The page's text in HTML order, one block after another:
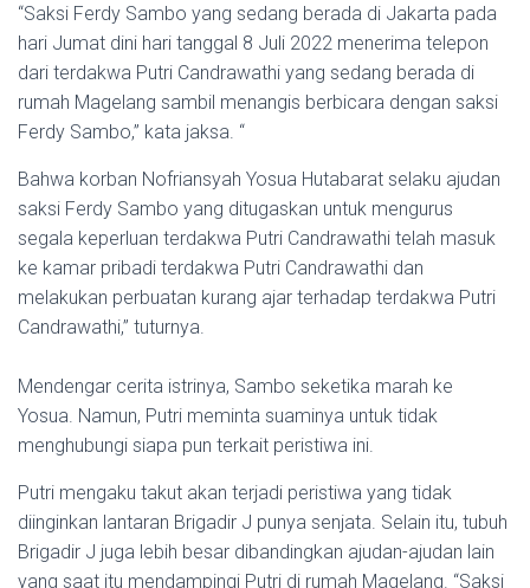
“Saksi Ferdy Sambo yang sedang berada di Jakarta pada
hari Jumat dini hari tanggal 8 Juli 2022 menerima telepon
dari terdakwa Putri Candrawathi yang sedang berada di
rumah Magelang sambil menangis berbicara dengan saksi
Ferdy Sambo,” kata jaksa. “
Bahwa korban Nofriansyah Yosua Hutabarat selaku ajudan
saksi Ferdy Sambo yang ditugaskan untuk mengurus
segala keperluan terdakwa Putri Candrawathi telah masuk
ke kamar pribadi terdakwa Putri Candrawathi dan
melakukan perbuatan kurang ajar terhadap terdakwa Putri
Candrawathi,” tuturnya.
Mendengar cerita istrinya, Sambo seketika marah ke
Yosua. Namun, Putri meminta suaminya untuk tidak
menghubungi siapa pun terkait peristiwa ini.
Putri mengaku takut akan terjadi peristiwa yang tidak
diinginkan lantaran Brigadir J punya senjata. Selain itu, tubuh
Brigadir J juga lebih besar dibandingkan ajudan-ajudan lain
yang saat itu mendampingi Putri di rumah Magelang. “Saksi